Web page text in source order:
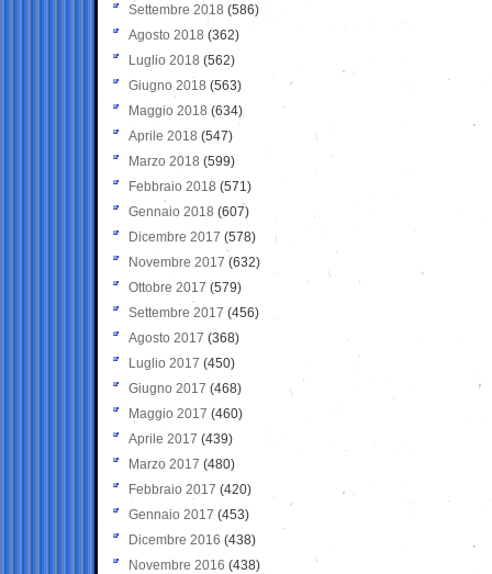
Settembre 2018 (586)
Agosto 2018 (362)
Luglio 2018 (562)
Giugno 2018 (563)
Maggio 2018 (634)
Aprile 2018 (547)
Marzo 2018 (599)
Febbraio 2018 (571)
Gennaio 2018 (607)
Dicembre 2017 (578)
Novembre 2017 (632)
Ottobre 2017 (579)
Settembre 2017 (456)
Agosto 2017 (368)
Luglio 2017 (450)
Giugno 2017 (468)
Maggio 2017 (460)
Aprile 2017 (439)
Marzo 2017 (480)
Febbraio 2017 (420)
Gennaio 2017 (453)
Dicembre 2016 (438)
Novembre 2016 (438)